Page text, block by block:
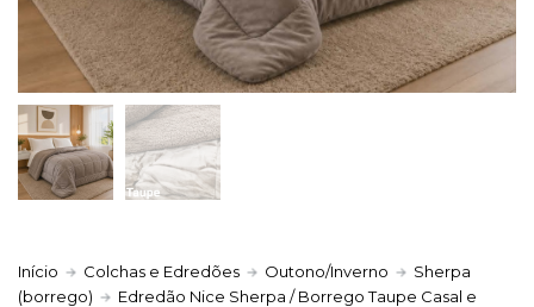
Política de Privacidade
Início Colchas e Edredões Outono/Inverno
Sherpa
(borrego)
Edredão Nice Sherpa / Borrego Taupe Casal e